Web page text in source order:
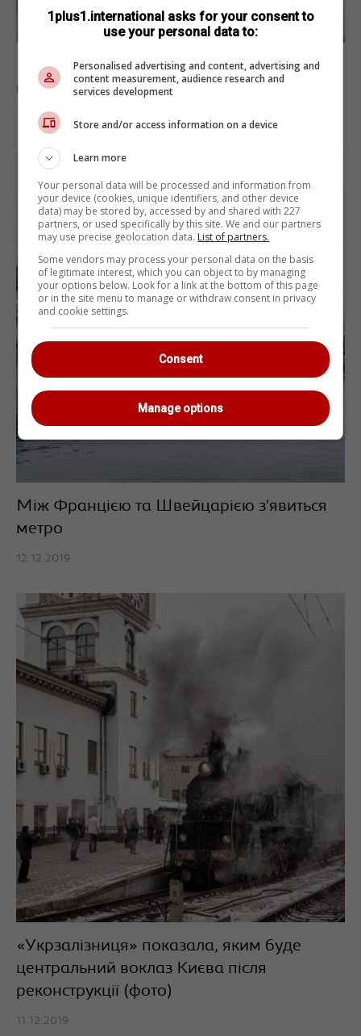
Без водіїв та рейок: У Китаї запустили
новий трамвай
13.12.2019
Між Францією та Швейцарією з’явиться
метро
12.12.2019
«Укрзалізниця» показала, яким буде
центральний воклаз Києва після
реконструкції (фото)
11.12.2019
1plus1.international asks for your consent to
use your personal data to:
Personalised advertising and content, advertising and
content measurement, audience research and
services development
Store and/or access information on a device
Learn more
Your personal data will be processed and information from
your device (cookies, unique identifiers, and other device
data) may be stored by, accessed by and shared with 227
partners, or used specifically by this site. We and our partners
may use precise geolocation data. List of partners.
Some vendors may process your personal data on the basis
of legitimate interest, which you can object to by managing
your options below. Look for a link at the bottom of this page
or in the site menu to manage or withdraw consent in privacy
and cookie settings.
Consent
Manage options